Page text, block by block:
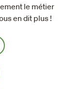
le métier
en dit plus !